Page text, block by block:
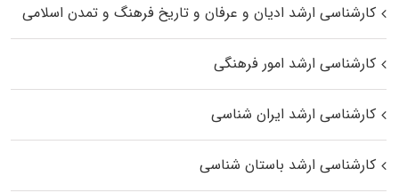
کارشناسی ارشد ادیان و عرفان و تاریخ فرهنگ و تمدن اسلامی
کارشناسی ارشد امور فرهنگی
کارشناسی ارشد ایران شناسی
کارشناسی ارشد باستان شناسی